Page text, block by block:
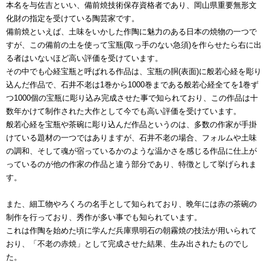
本名を与佐吉といい、備前焼技術保存資格者であり、岡山県重要無形文
化財の指定を受けている陶芸家です。
備前焼といえば、土味をいかした作陶に魅力のある日本の焼物の一つで
すが、この備前の土を使って宝瓶(取っ手のない急須)を作らせたら右に出
る者はいないほど高い評価を受けています。
その中でも心経宝瓶と呼ばれる作品は、宝瓶の胴(表面)に般若心経を彫り
込んだ作品で、石井不老は1巻から1000巻まである般若心経全てを1巻ず
つ1000個の宝瓶に彫り込み完成させた事で知られており、この作品は十
数年かけて制作された大作として今でも高い評価を受けています。
般若心経を宝瓶や茶碗に彫り込んだ作品というのは、多数の作家が手掛
けている題材の一つではありますが、石井不老の場合、フォルムや土味
の調和、そして魂が宿っているかのような温かさを感じる作品に仕上が
っているのが他の作家の作品と違う部分であり、特徴として挙げられま
す。
また、細工物やろくろの名手として知られており、晩年には赤の茶碗の
制作を行っており、秀作が多い事でも知られています。
これは作陶を始めた頃に学んだ兵庫県明石の朝霧焼の技法が用いられて
おり、「不老の赤焼」として完成させた結果、生み出されたものでし
た。